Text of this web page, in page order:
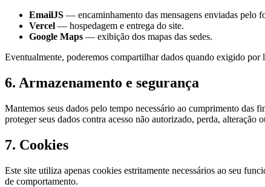
EmailJS — encaminhamento das mensagens enviadas pelo
Vercel — hospedagem e entrega do site.
Google Maps — exibição dos mapas das sedes.
Eventualmente, poderemos compartilhar dados quando exigido
6. Armazenamento e segurança
Mantemos seus dados pelo tempo necessário ao cumprimento das
proteger seus dados contra acesso não autorizado, perda, alteração
7. Cookies
Este site utiliza apenas cookies estritamente necessários ao seu
de comportamento.